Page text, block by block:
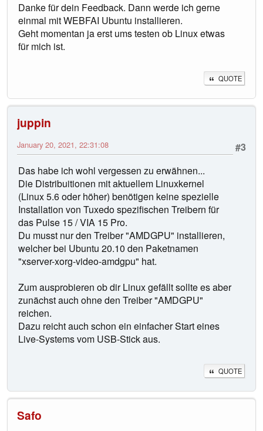
Danke für dein Feedback. Dann werde ich gerne
einmal mit WEBFAI Ubuntu installieren.
Geht momentan ja erst ums testen ob Linux etwas
für mich ist.
QUOTE
juppin
#3
January 20, 2021, 22:31:08
Das habe ich wohl vergessen zu erwähnen...
Die Distribuitionen mit aktuellem Linuxkernel
(Linux 5.6 oder höher) benötigen keine spezielle
Installation von Tuxedo spezifischen Treibern für
das Pulse 15 / VIA 15 Pro.
Du musst nur den Treiber "AMDGPU" installieren,
welcher bei Ubuntu 20.10 den Paketnamen
"xserver-xorg-video-amdgpu" hat.
Zum ausprobieren ob dir Linux gefällt sollte es aber
zunächst auch ohne den Treiber "AMDGPU"
reichen.
Dazu reicht auch schon ein einfacher Start eines
Live-Systems vom USB-Stick aus.
QUOTE
Safo